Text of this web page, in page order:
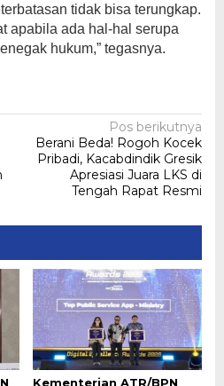
tidak bisa terungkap.
apabila ada hal-hal serupa
hukum,” tegasnya.
Pos berikutnya
Berani Beda! Rogoh Kocek
Pribadi, Kacabdindik Gresik
Apresiasi Juara LKS di
Tengah Rapat Resmi
Kementerian ATR/BPN